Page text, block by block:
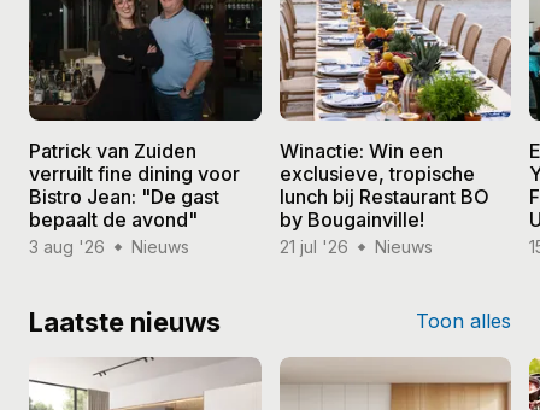
Patrick van Zuiden
verruilt fine dining voor
Bistro Jean: "De gast
bepaalt de avond"
3 aug '26 Nieuws
Winactie: Win een
exclusieve, tropische
lunch bij Restaurant BO
by Bougainville!
21 jul '26 Nieuws
Laatste nieuws Toon alles